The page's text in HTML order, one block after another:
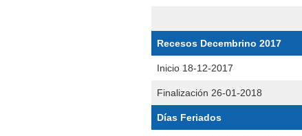
Recesos Decembrino 2017
Inicio 18-12-2017
Finalización 26-01-2018
Días Feriados